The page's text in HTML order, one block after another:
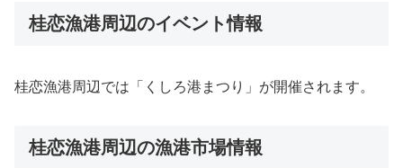
桂恋漁港周辺のイベント情報
桂恋漁港周辺では「くしろ港まつり」が開催されます。
桂恋漁港周辺の漁港市場情報